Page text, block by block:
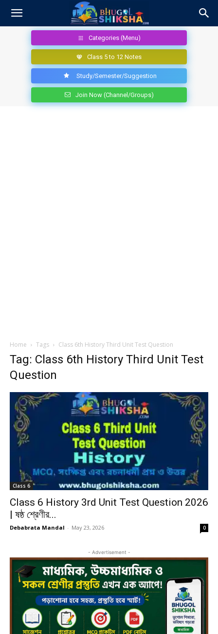
Categories (Menu)
Class 5 to 12 Notes
Study/Semester/Suggestion
Join Now (Channel/Groups)
Home Tags Class 6th History Third Unit Test Question
Tag: Class 6th History Third Unit Test
Question
Class 6
Class 6 History 3rd Unit Test Question 2026
| ষষ্ঠ শ্রেণীর...
Debabrata Mandal - May 23, 2026 0
- Advertisement -